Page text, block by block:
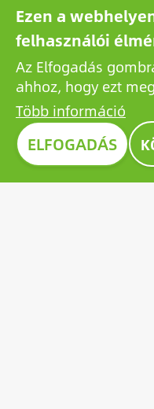
vállalkozás
kategorizálja a
Image
Ezen a
felhasználói
Az Elfogadás
ahhoz, hogy ezt
Több információ
ELFOGADÁS